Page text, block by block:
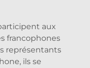
aux
francophones
représentants
ils se